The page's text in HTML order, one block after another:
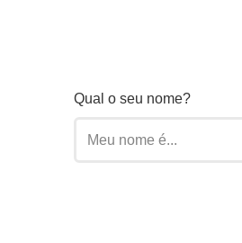
Qual o seu nome?